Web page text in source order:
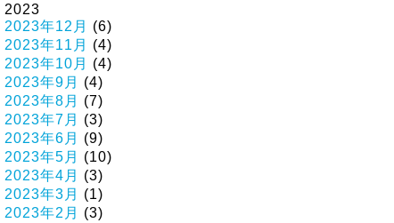
2023
2023年12月
(6)
2023年11月
(4)
2023年10月
(4)
2023年9月
(4)
2023年8月
(7)
2023年7月
(3)
2023年6月
(9)
2023年5月
(10)
2023年4月
(3)
2023年3月
(1)
2023年2月
(3)